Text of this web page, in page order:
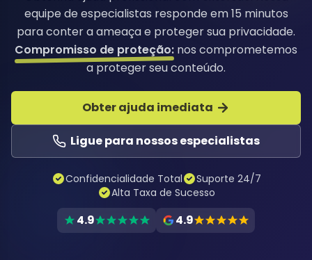
equipe de especialistas responde em 15 minutos
para conter a ameaça e proteger sua privacidade.
Compromisso de proteção: nos comprometemos
a proteger seu conteúdo.
Obter ajuda imediata
Ligue para nossos especialistas
Confidencialidade Total
Suporte 24/7
Alta Taxa de Sucesso
4.9 4.9